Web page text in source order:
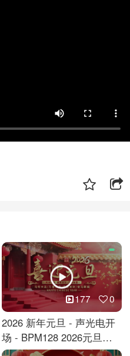
177 0
2026 新年元旦 - 声光电开
场 - BPM128 2026元旦马
年